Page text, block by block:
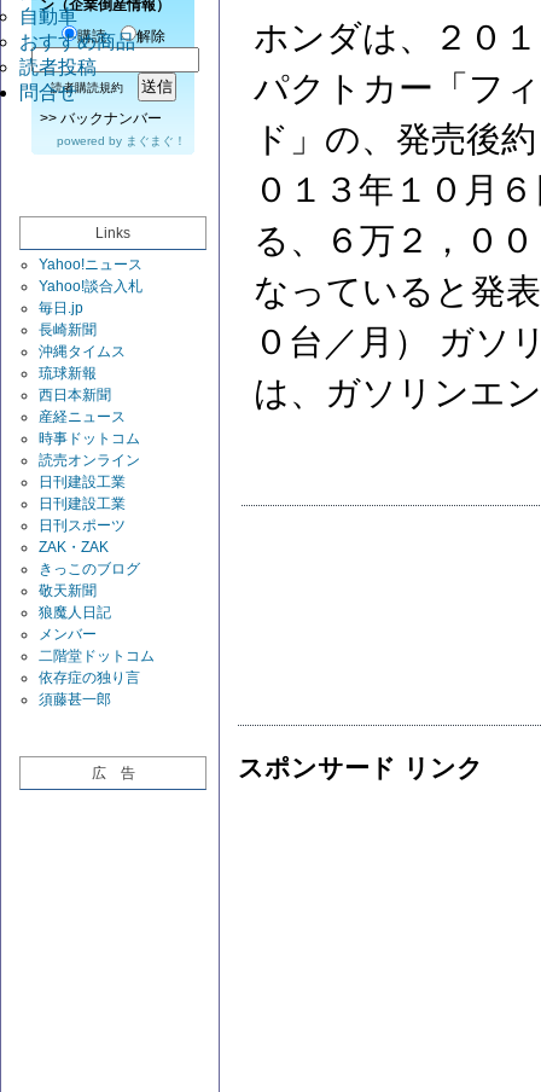
自動車
おすすめ商品
読者投稿
問合せ
ン（企業倒産情報）
購読
解除
読者購読規約
>> バックナンバー
powered by まぐまぐ！
Links
Yahoo!ニュース
Yahoo!談合入札
毎日.jp
長崎新聞
沖縄タイムス
琉球新報
西日本新聞
産経ニュース
時事ドットコム
読売オンライン
日刊建設工業
日刊建設工業
日刊スポーツ
ZAK・ZAK
きっこのブログ
敬天新聞
狼魔人日記
メンバー
二階堂ドットコム
依存症の独り言
須藤甚一郎
広 告
ホンダは、２０
パクトカー「フ
ド」の、発売後
０１３年１０月
る、６万２，０
なっていると発
０台／月） ガソ
は、ガソリンエ
スポンサード リンク